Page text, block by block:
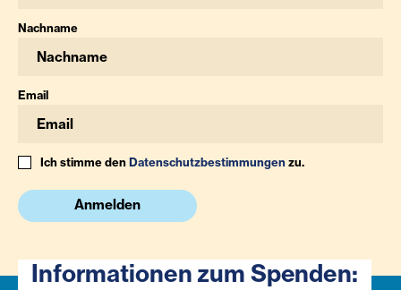
Nachname
Email
Ich stimme denDatenschutzbestimmungenzu.
Anmelden
Informationen zum Spenden: